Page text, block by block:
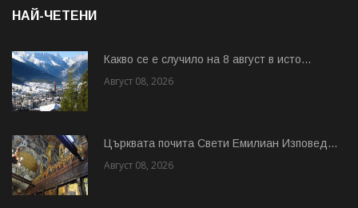
НАЙ-ЧЕТЕНИ
Какво се е случило на 8 август в исто...
Август 08, 2026
Църквата почита Свeти Емилиан Изповед...
Август 08, 2026